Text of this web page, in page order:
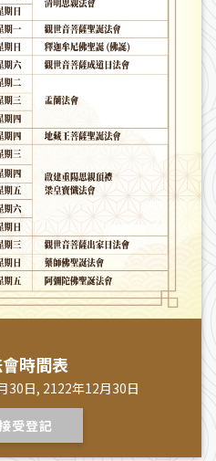
時間表
30日, 2122年12月30日
受登記